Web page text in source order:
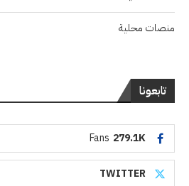
منصات محلية
تابعونا
279.1K
Fans
TWITTER